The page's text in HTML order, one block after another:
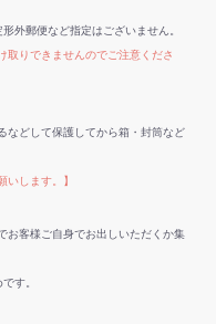
外郵便など指定はございません。
取りできませんのでご注意くださ
などして保護してから箱・封筒など
いします。】
お客様ご自身でお出しいただくか集
す。